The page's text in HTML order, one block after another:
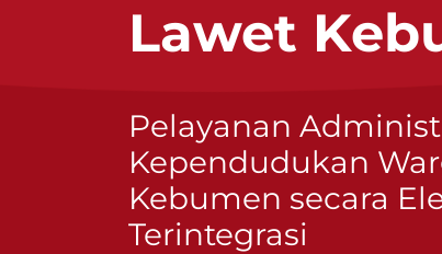
Lawet
Pelayanan
Kependudukan
Kebumen secara
Terintegrasi